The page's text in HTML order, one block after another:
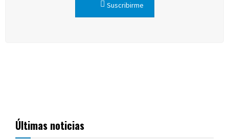
Suscribirme
Últimas noticias